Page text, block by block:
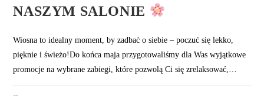
NASZYM SALONIE
Wiosna to idealny moment, by zadbać o siebie – poczuć się lekko,
pięknie i świeżo!Do końca maja przygotowaliśmy dla Was wyjątkowe
promocje na wybrane zabiegi, które pozwolą Ci się zrelaksować,…